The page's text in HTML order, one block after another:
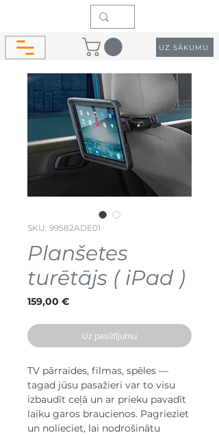
UZ SĀKUMU
SKU: 99582ADE01
Planšetes
turētājs ( iPad )
159,00 €Cena
Uz pasūtījumu
TV pārraides, filmas, spēles —
tagad jūsu pasažieri var to visu
izbaudīt ceļā un ar prieku pavadīt
laiku garos braucienos. Pagrieziet
un nolieciet, lai nodrošinātu